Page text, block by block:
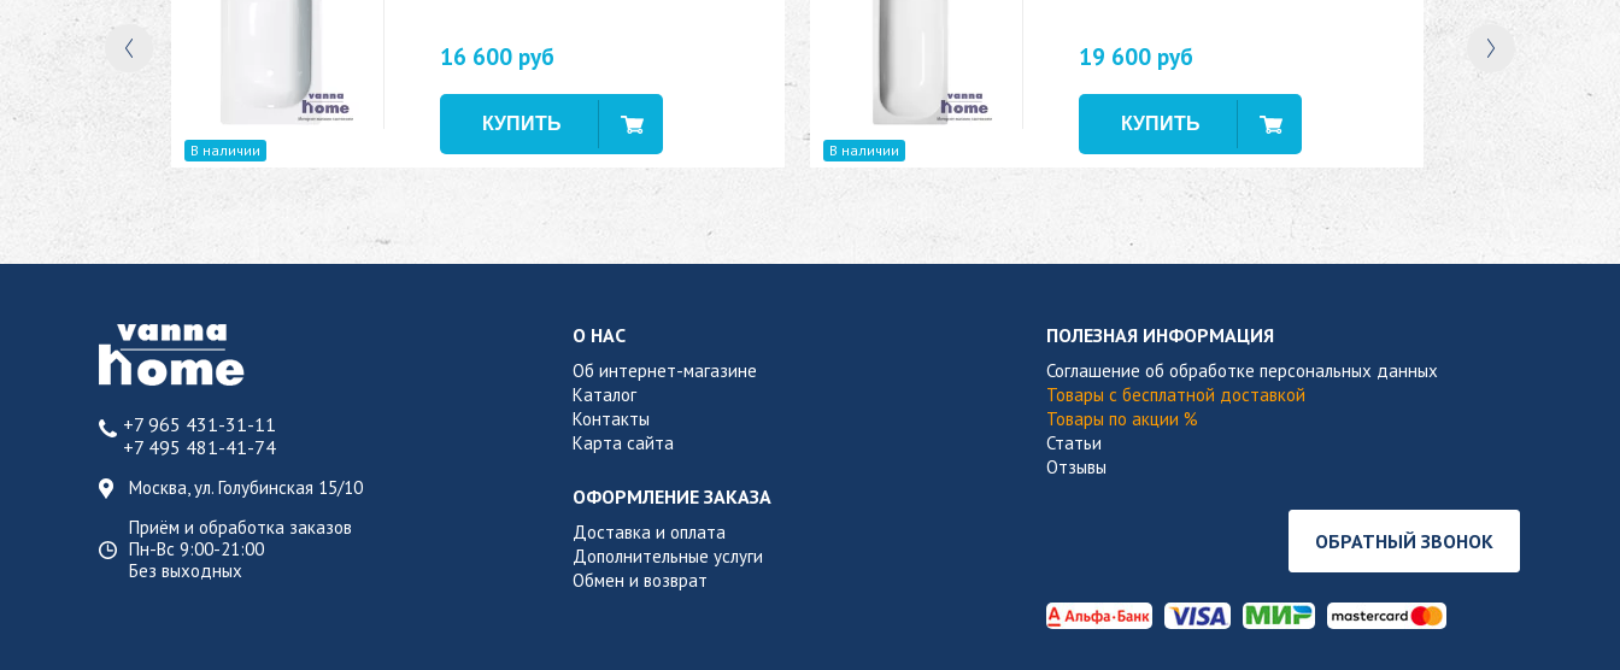
В наличии
16 600 руб
В наличии
19 600 руб
+7 965 431-31-11
+7 495 481-41-74
Москва, ул. Голубинская 15/10
Приём и обработка заказов
Пн-Вс 9:00-21:00
Без выходных
О НАС
Об интернет-магазине
Каталог
Контакты
Карта сайта
ОФОРМЛЕНИЕ ЗАКАЗА
Доставка и оплата
Дополнительные услуги
Обмен и возврат
ПОЛЕЗНАЯ ИНФОРМАЦИЯ
Соглашение об обработке персональных данных
Товары с бесплатной доставкой
Товары по акции %
Статьи
Отзывы
ОБРАТНЫЙ ЗВОНОК